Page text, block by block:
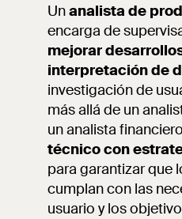
Unanalista de
encarga de
mejorar
interpretación de
investigación de
más allá de un
un analista
técnico con
para garantizar que
cumplan con las
usuario y los